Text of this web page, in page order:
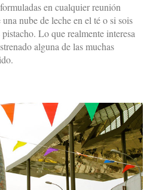
en cualquier reunión
nube de leche en el té o si sois
Lo que realmente interesa
alguna de las muchas